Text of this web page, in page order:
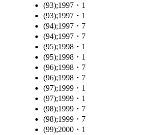
(93);1997・1
(93);1997・1
(94);1997・7
(94);1997・7
(95);1998・1
(95);1998・1
(96);1998・7
(96);1998・7
(97);1999・1
(97);1999・1
(98);1999・7
(98);1999・7
(99);2000・1